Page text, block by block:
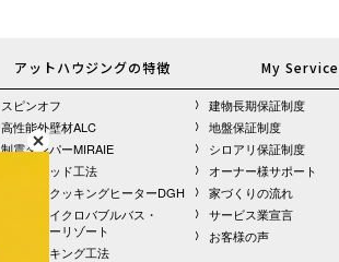
アットハウジングの特徴
スピンオフ
高性能外壁材ALC
制震ダンパーMIRAIE
ハイブリッド工法
遠赤外線クッキングヒーターDGH
アットマイクロバブルバス・
ウォーターリゾート
基礎パッキング工法
My Service
建物長期保証制度
地盤保証制度
シロアリ保証制度
オーナー様サポート
家づくりの流れ
サービス業宣言
お客様の声